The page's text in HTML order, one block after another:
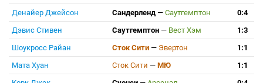
Денайер Джейсон
Сандерленд — Саутгемптон
0:4
Дэвис Стивен
Саутгемптон — Вест Хэм
1:3
Шоукросс Райан
Сток Сити — Эвертон
1:1
Мата Хуан
Сток Сити — МЮ
1:1